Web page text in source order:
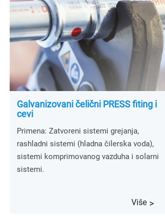
Galvanizovani čelični PRESS fiting i
cevi
Primena: Zatvoreni sistemi grejanja,
rashladni sistemi (hladna čilerska voda),
sistemi komprimovanog vazduha i solarni
sistemi.
Više